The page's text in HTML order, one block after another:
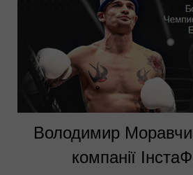
Володимир
компанії